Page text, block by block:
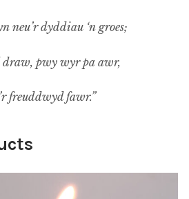
neu’r dyddiau ‘n groes;
pwy wyr pa awr,
freuddwyd fawr.”